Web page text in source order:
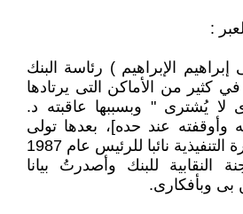
:
الإبراهيم ) رئاسة البنك
كثير من الأماكن التى يرتادها
يُشترى " وبسببها عاقبته د.
وأوقفته عند حده]، بعدها تولى
عبد المنعم رشدى الإدارة التنفيذية نائبا للرئيس عام 1987
النقابية للبنك وأصدرتُ بيانا
بى وبأفكارى.